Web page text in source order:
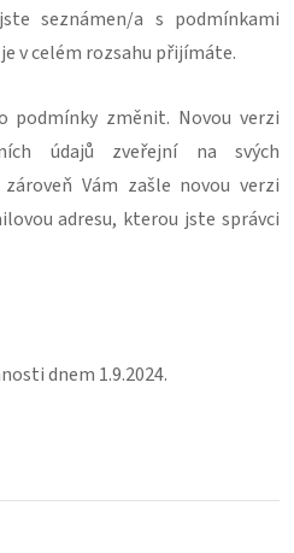
seznámen/a s podmínkami
v celém rozsahu přijímáte.
podmínky změnit. Novou verzi
údajů zveřejní na svých
Vám zašle novou verzi
adresu, kterou jste správci
dnem 1.9.2024.